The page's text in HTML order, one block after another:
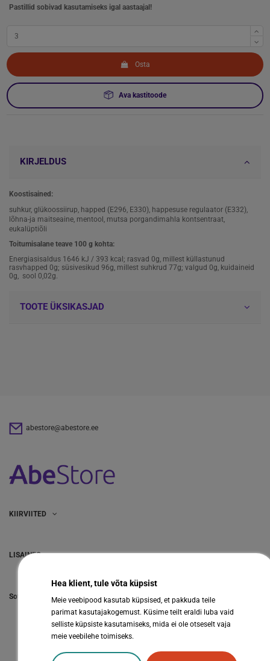
Pastillid sobivad kasutamiseks igal aastaajal!
Osta
Ava kastitoode
KIRJELDUS
Koostisained:
suhkur, glükoossiirup, happed (E296, E330), happesuse regulaator (E332),
lõhna-ja maitseaine, mentool, mutsa porgandimahla kontsentraat,
eukalüptiõli
Toitumisalane teave 100 g kohta:
Energiasisaldus 1646 kJ / 393 kcal; rasvad 0g, millest küllastunud
rasvhapped 0g; süsivesikud 96g, millest suhkrud 77g; valgud 0g, kuidaineid
0g, sool 0,02g.
TOOTE ÜKSIKASJAD
abestore@abestore.ee
KIIRVIITED
LISAINFO
Hea klient, tule võta küpsist
Meie veebipood kasutab küpsised, et pakkuda teile
parimat kasutajakogemust. Küsime teilt eraldi luba vaid
selliste küpsiste kasutamiseks, mida ei ole otseselt vaja
meie veebilehe toimiseks.
Sotsiaalmeedia